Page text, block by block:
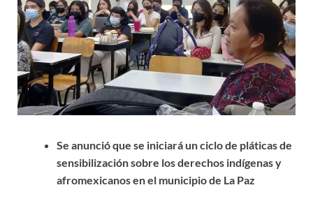
Se anunció que se iniciará un ciclo de pláticas de
sensibilización sobre los derechos indígenas y
afromexicanos en el municipio de La Paz